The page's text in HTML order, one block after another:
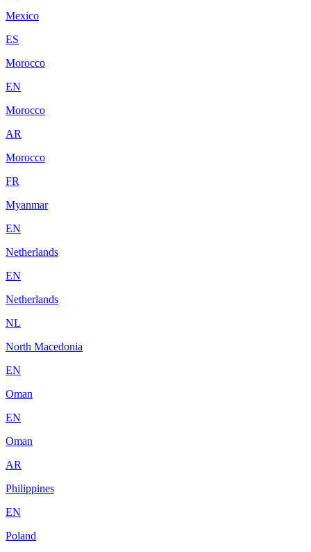
Mexico
ES
Morocco
EN
Morocco
AR
Morocco
FR
Myanmar
EN
Netherlands
EN
Netherlands
NL
North Macedonia
EN
Oman
EN
Oman
AR
Philippines
EN
Poland